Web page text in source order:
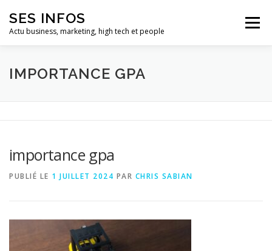
contenu
SES INFOS
Actu business, marketing, high tech et people
Menu
BUSINESS MARKETING
IMPORTANCE GPA
importance gpa
PUBLIÉ LE 1 JUILLET 2024 PAR CHRIS SABIAN